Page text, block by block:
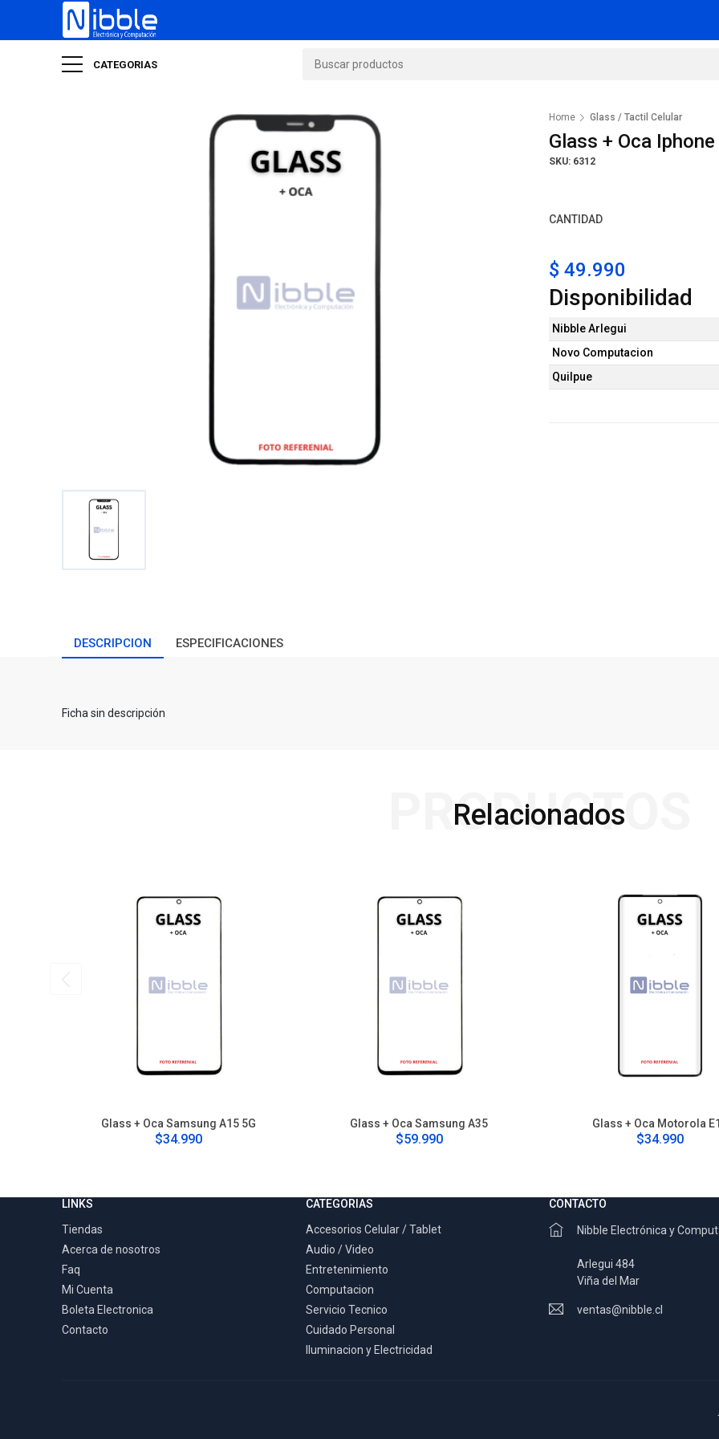
CATEGORIAS
Home Glass / Tactil Celular
Glass + Oca
SKU: 6312
CANTIDAD
$ 49.990
Disponibilidad
Nibble Arlegui
Novo Computacion
Quilpue
DESCRIPCION ESPECIFICACIONES
Ficha sin descripción
Relacionados
PRODUCTOS
Glass + Oca Samsung A15 5G
$34.990
Glass + Oca Samsung A35
$59.990
Glass + Oca Motorola
$34.990
LINKS
Tiendas
Acerca de nosotros
Faq
Mi Cuenta
Boleta Electronica
Contacto
CATEGORIAS
Accesorios Celular / Tablet
Audio / Video
Entretenimiento
Computacion
Servicio Tecnico
Cuidado Personal
Iluminacion y Electricidad
CONTACTO
Nibble Electrónica y
Arlegui 484
Viña del Mar
ventas@nibble.cl